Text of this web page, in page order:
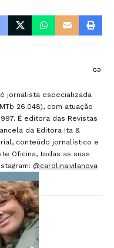
é jornalista especializada
26.048), com atuação
É editora das Revistas
da Editora Ita &
conteúdo jornalístico e
Oficina, todas as suas
@carolina.vilanova